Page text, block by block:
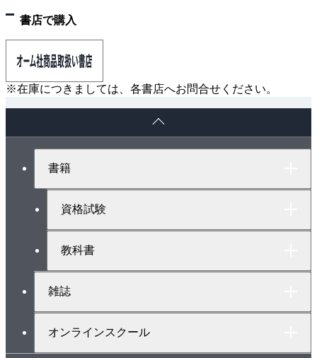
書店で購入
※在庫につきましては、各書店へお問合せください。
書籍
資格試験
教科書
雑誌
オンラインスクール